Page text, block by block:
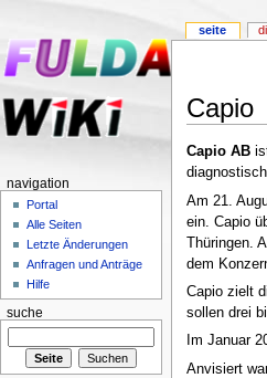
Capio
Capio ABist
Am 21.
ein. Capio
Thüringen.
dem
Capio zielt
sollen drei
Im Januar
Anvisiert
seite
navigation
Portal
Alle Seiten
Letzte Änderungen
Anfragen und Anträge
Hilfe
suche